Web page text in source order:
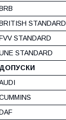
STANDARD
STANDARD
STANDARD
ДОПУСКИ